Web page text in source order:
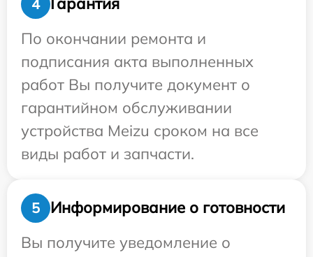
4
По окончании ремонта и
подписания акта выполненных
работ Вы получите документ о
гарантийном обслуживании
устройства Meizu сроком на все
виды работ и запчасти.
5
Информирование о готовности
Вы получите уведомление о